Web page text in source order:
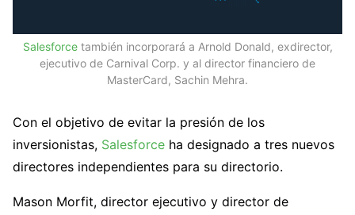
Salesforcetambién incorporará a Arnold Donald, exdirector,
ejecutivo de Carnival Corp. y al director financiero de
MasterCard, Sachin Mehra.
Con el objetivo de evitar la presión de los
inversionistas, Salesforce ha designado a tres nuevos
directores independientes para su directorio.
Mason Morfit, director ejecutivo y director de